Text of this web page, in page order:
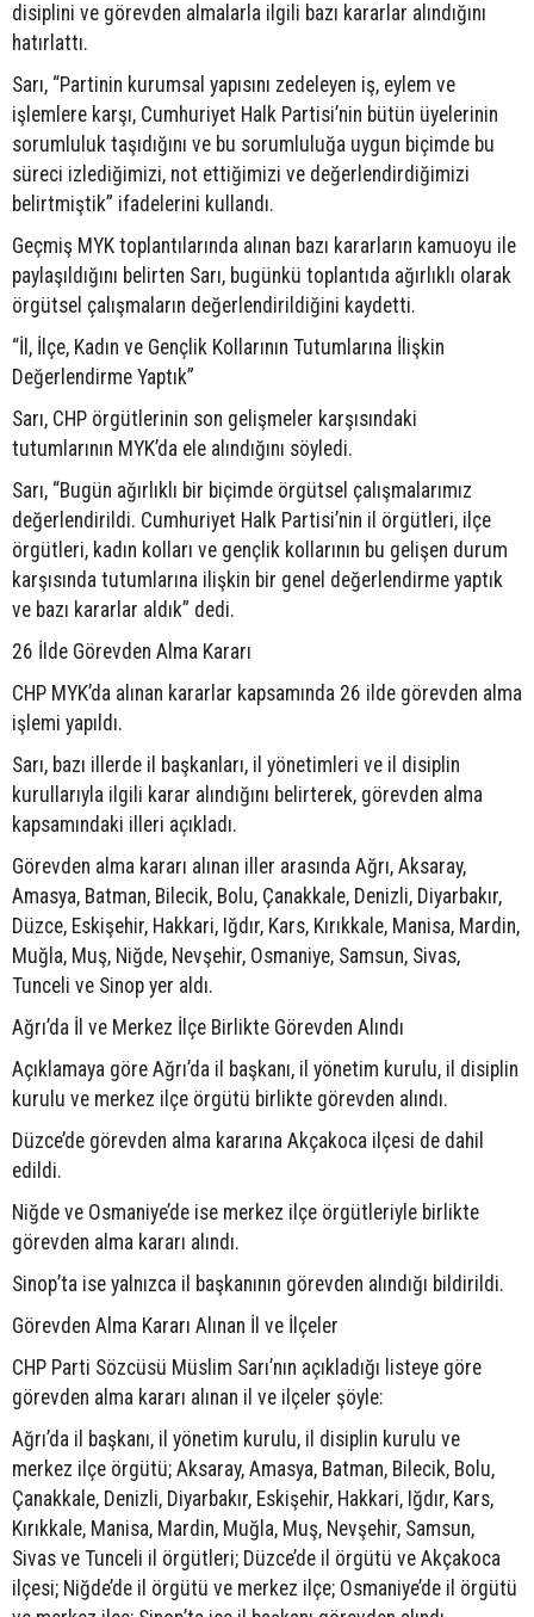
disiplini ve görevden almalarla ilgili bazı kararlar alındığını
hatırlattı.
Sarı, “Partinin kurumsal yapısını zedeleyen iş, eylem ve
işlemlere karşı, Cumhuriyet Halk Partisi’nin bütün üyelerinin
sorumluluk taşıdığını ve bu sorumluluğa uygun biçimde bu
süreci izlediğimizi, not ettiğimizi ve değerlendirdiğimizi
belirtmiştik” ifadelerini kullandı.
Geçmiş MYK toplantılarında alınan bazı kararların kamuoyu ile
paylaşıldığını belirten Sarı, bugünkü toplantıda ağırlıklı olarak
örgütsel çalışmaların değerlendirildiğini kaydetti.
“İl, İlçe, Kadın ve Gençlik Kollarının Tutumlarına İlişkin
Değerlendirme Yaptık”
Sarı, CHP örgütlerinin son gelişmeler karşısındaki
tutumlarının MYK’da ele alındığını söyledi.
Sarı, “Bugün ağırlıklı bir biçimde örgütsel çalışmalarımız
değerlendirildi. Cumhuriyet Halk Partisi’nin il örgütleri, ilçe
örgütleri, kadın kolları ve gençlik kollarının bu gelişen durum
karşısında tutumlarına ilişkin bir genel değerlendirme yaptık
ve bazı kararlar aldık” dedi.
26 İlde Görevden Alma Kararı
CHP MYK’da alınan kararlar kapsamında 26 ilde görevden alma
işlemi yapıldı.
Sarı, bazı illerde il başkanları, il yönetimleri ve il disiplin
kurullarıyla ilgili karar alındığını belirterek, görevden alma
kapsamındaki illeri açıkladı.
Görevden alma kararı alınan iller arasında Ağrı, Aksaray,
Amasya, Batman, Bilecik, Bolu, Çanakkale, Denizli, Diyarbakır,
Düzce, Eskişehir, Hakkari, Iğdır, Kars, Kırıkkale, Manisa, Mardin,
Muğla, Muş, Niğde, Nevşehir, Osmaniye, Samsun, Sivas,
Tunceli ve Sinop yer aldı.
Ağrı’da İl ve Merkez İlçe Birlikte Görevden Alındı
Açıklamaya göre Ağrı’da il başkanı, il yönetim kurulu, il disiplin
kurulu ve merkez ilçe örgütü birlikte görevden alındı.
Düzce’de görevden alma kararına Akçakoca ilçesi de dahil
edildi.
Niğde ve Osmaniye’de ise merkez ilçe örgütleriyle birlikte
görevden alma kararı alındı.
Sinop’ta ise yalnızca il başkanının görevden alındığı bildirildi.
Görevden Alma Kararı Alınan İl ve İlçeler
CHP Parti Sözcüsü Müslim Sarı’nın açıkladığı listeye göre
görevden alma kararı alınan il ve ilçeler şöyle:
Ağrı’da il başkanı, il yönetim kurulu, il disiplin kurulu ve
merkez ilçe örgütü; Aksaray, Amasya, Batman, Bilecik, Bolu,
Çanakkale, Denizli, Diyarbakır, Eskişehir, Hakkari, Iğdır, Kars,
Kırıkkale, Manisa, Mardin, Muğla, Muş, Nevşehir, Samsun,
Sivas ve Tunceli il örgütleri; Düzce’de il örgütü ve Akçakoca
ilçesi; Niğde’de il örgütü ve merkez ilçe; Osmaniye’de il örgütü